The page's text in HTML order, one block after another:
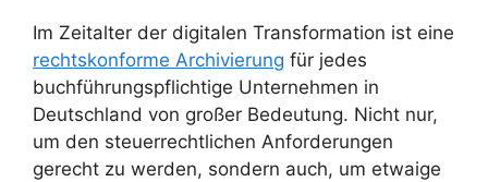
Im Zeitalter der digitalen Transformation ist eine
rechtskonforme Archivierung für jedes
buchführungspflichtige Unternehmen in
Deutschland von großer Bedeutung. Nicht nur,
um den steuerrechtlichen Anforderungen
gerecht zu werden, sondern auch, um etwaige